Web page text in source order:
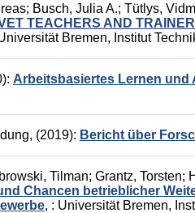
; Busch, Julia A.; Tütlys,
TEACHERS AND
Bremen, Institut
Arbeitsbasiertes Lernen und
(2019): Bericht über
Tilman; Grantz, Torsten;
Chancen betrieblicher
, : Universität Bremen,